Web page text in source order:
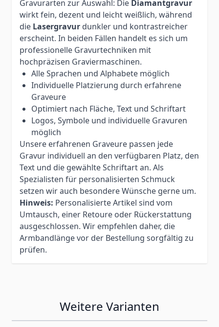
Gravurarten zur Auswahl: Die Diamantgravur
wirkt fein, dezent und leicht weißlich, während
die Lasergravur dunkler und kontrastreicher
erscheint. In beiden Fällen handelt es sich um
professionelle Gravurtechniken mit
hochpräzisen Graviermaschinen.
Alle Sprachen und Alphabete möglich
Individuelle Platzierung durch erfahrene
Graveure
Optimiert nach Fläche, Text und Schriftart
Logos, Symbole und individuelle Gravuren
möglich
Unsere erfahrenen Graveure passen jede
Gravur individuell an den verfügbaren Platz, den
Text und die gewählte Schriftart an. Als
Spezialisten für personalisierten Schmuck
setzen wir auch besondere Wünsche gerne um.
Hinweis: Personalisierte Artikel sind vom
Umtausch, einer Retoure oder Rückerstattung
ausgeschlossen. Wir empfehlen daher, die
Armbandlänge vor der Bestellung sorgfältig zu
prüfen.
Weitere Varianten